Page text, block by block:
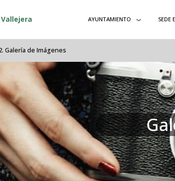
principal
Vallejera AYUNTAMIENTO SEDE
Galería de Imágenes